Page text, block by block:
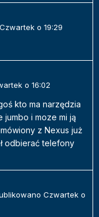
Czwartek o 19:29
o 16:02
kto ma narzędzia
i moze mi ją
z Nexus już
odbierać telefony
Czwartek o